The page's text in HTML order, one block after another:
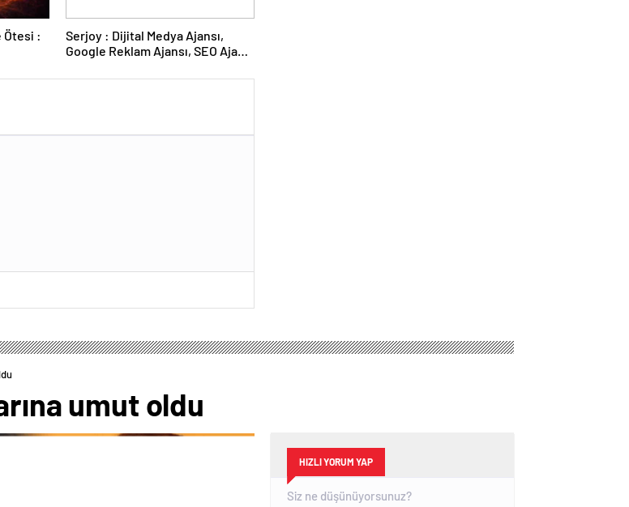
Ötesi :
Serjoy : Dijital Medya Ajansı,
Google Reklam Ajansı, SEO Ajansı
umut oldu
HIZLI YORUM YAP